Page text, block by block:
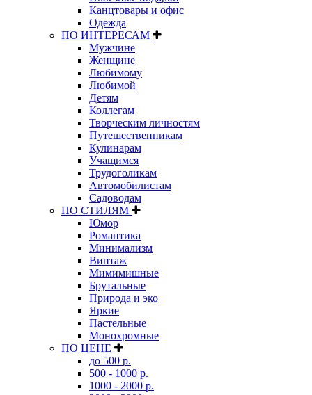
Канцтовары и офис
Одежда
ПО ИНТЕРЕСАМ
Мужчине
Женщине
Любимому
Любимой
Детям
Коллегам
Творческим личностям
Путешественникам
Кулинарам
Учащимся
Трудоголикам
Автомобилистам
Садоводам
ПО СТИЛЯМ
Юмор
Романтика
Минимализм
Винтаж
Мимимишные
Брутальные
Природа и эко
Яркие
Пастельные
Монохромные
ПО ЦЕНЕ
до 500 р.
500 - 1000 р.
1000 - 2000 р.